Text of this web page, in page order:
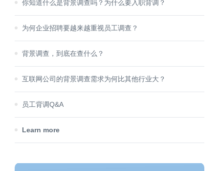
你知道什么是背景调查吗？为什么要入职背调？
为何企业招聘要越来越重视员工调查？
背景调查，到底在查什么？
互联网公司的背景调查需求为何比其他行业大？
员工背调Q&A
Learn more